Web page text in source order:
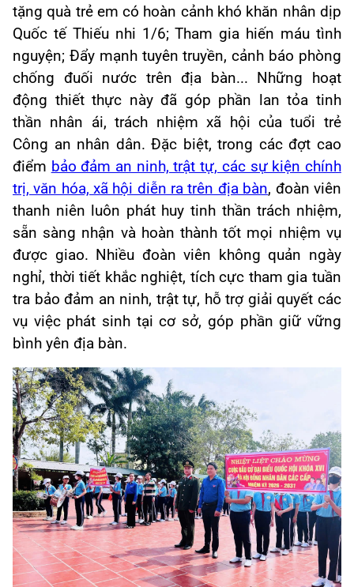
tặng quà trẻ em có hoàn cảnh khó khăn nhân dịp
Quốc tế Thiếu nhi 1/6; Tham gia hiến máu tình
nguyện; Đẩy mạnh tuyên truyền, cảnh báo phòng
chống đuối nước trên địa bàn... Những hoạt
động thiết thực này đã góp phần lan tỏa tinh
thần nhân ái, trách nhiệm xã hội của tuổi trẻ
Công an nhân dân. Đặc biệt, trong các đợt cao
điểm bảo đảm an ninh, trật tự, các sự kiện chính
trị, văn hóa, xã hội diễn ra trên địa bàn, đoàn viên
thanh niên luôn phát huy tinh thần trách nhiệm,
sẵn sàng nhận và hoàn thành tốt mọi nhiệm vụ
được giao. Nhiều đoàn viên không quản ngày
nghỉ, thời tiết khắc nghiệt, tích cực tham gia tuần
tra bảo đảm an ninh, trật tự, hỗ trợ giải quyết các
vụ việc phát sinh tại cơ sở, góp phần giữ vững
bình yên địa bàn.